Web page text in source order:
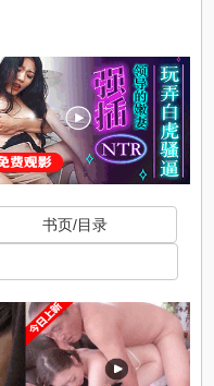
书页/目录